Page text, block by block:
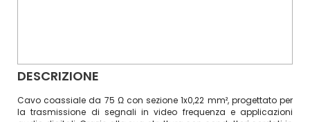
DESCRIZIONE
Cavo coassiale da 75 Ω con sezione 1x0,22 mm², progettato per
la trasmissione di segnali in video frequenza e applicazioni